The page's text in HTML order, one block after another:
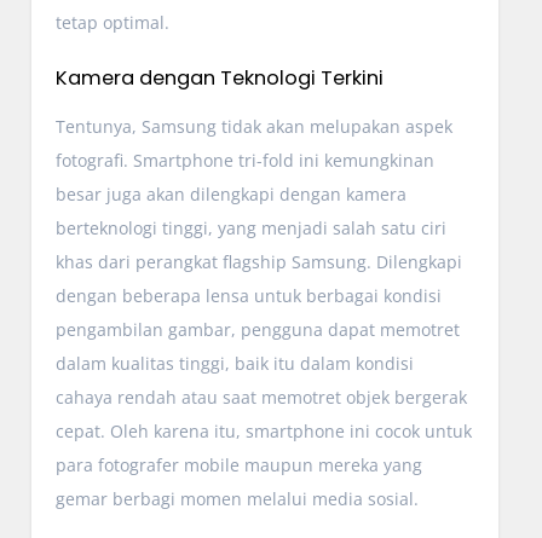
tetap optimal.
Kamera dengan Teknologi Terkini
Tentunya, Samsung tidak akan melupakan aspek
fotografi. Smartphone tri-fold ini kemungkinan
besar juga akan dilengkapi dengan kamera
berteknologi tinggi, yang menjadi salah satu ciri
khas dari perangkat flagship Samsung. Dilengkapi
dengan beberapa lensa untuk berbagai kondisi
pengambilan gambar, pengguna dapat memotret
dalam kualitas tinggi, baik itu dalam kondisi
cahaya rendah atau saat memotret objek bergerak
cepat. Oleh karena itu, smartphone ini cocok untuk
para fotografer mobile maupun mereka yang
gemar berbagi momen melalui media sosial.